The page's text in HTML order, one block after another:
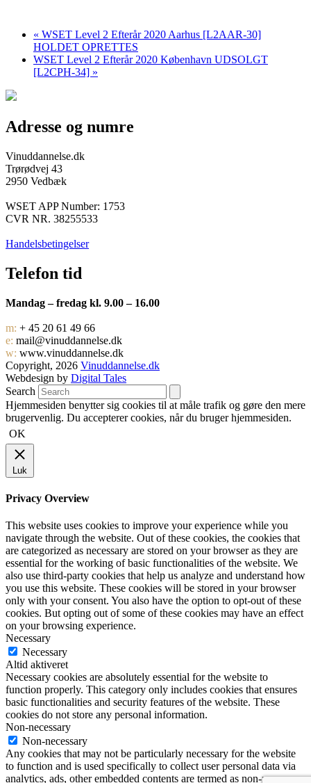
« WSET Level 2 Efterår 2020 Aarhus [L2AAR-30]
HOLDET OPRETTES
WSET Level 2 Efterår 2020 København UDSOLGT
[L2CPH-34] »
Adresse og numre
Vinuddannelse.dk
Trørødvej 43
2950 Vedbæk
WSET APP Number: 1753
CVR NR. 38255533
Handelsbetingelser
Telefon tid
Mandag – fredag kl. 9.00 – 16.00
m: + 45 20 61 49 66
e: mail@vinuddannelse.dk
w: www.vinuddannelse.dk
Copyright, 2026 Vinuddannelse.dk
Webdesign by Digital Tales
Search
Hjemmesiden benytter sig cookies til at måle trafik og gøre den mere
brugervenlig. Du accepterer cookies, når du bruger hjemmesiden.
OK
Luk
Privacy Overview
This website uses cookies to improve your experience while you
navigate through the website. Out of these cookies, the cookies that
are categorized as necessary are stored on your browser as they are
essential for the working of basic functionalities of the website. We
also use third-party cookies that help us analyze and understand how
you use this website. These cookies will be stored in your browser
only with your consent. You also have the option to opt-out of these
cookies. But opting out of some of these cookies may have an effect
on your browsing experience.
Necessary
Necessary
Altid aktiveret
Necessary cookies are absolutely essential for the website to
function properly. This category only includes cookies that ensures
basic functionalities and security features of the website. These
cookies do not store any personal information.
Non-necessary
Non-necessary
Any cookies that may not be particularly necessary for the website
to function and is used specifically to collect user personal data via
analytics, ads, other embedded contents are termed as non-necessary